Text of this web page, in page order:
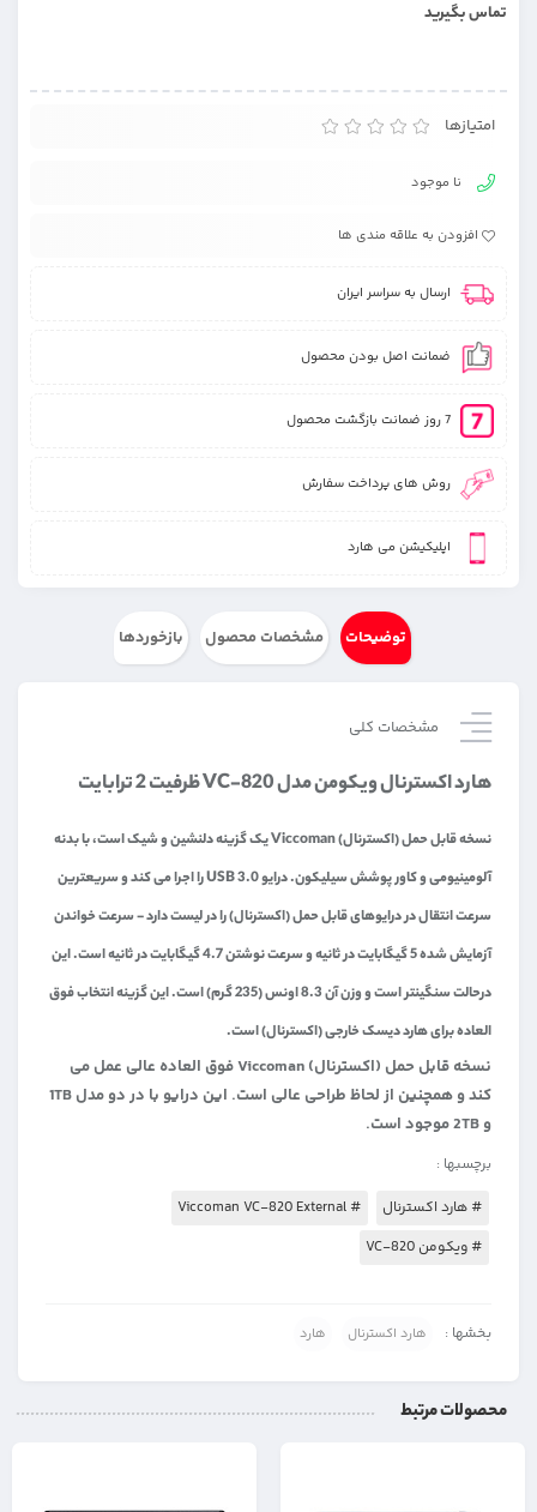
تماس بگیرید
امتیازها
نا موجود
افزودن به علاقه مندی ها
ارسال به سراسر ایران
ضمانت اصل بودن محصول
7 روز ضمانت بازگشت محصول
روش های پرداخت سفارش
اپلیکیشن می هارد
توضیحات مشخصات محصول بازخوردها
مشخصات کلی
هارد اکسترنال ویکومن مدل VC-820 ظرفیت 2 ترابایت
نسخه قابل حمل (اکسترنال) Viccoman یک گزینه دلنشین و شیک است، با بدنه
آلومینیومی و کاور پوشش سیلیکون. درایو USB 3.0 را اجرا می کند و سریعترین
سرعت انتقال در درایوهای قابل حمل (اکسترنال) را در لیست دارد - سرعت خواندن
آزمایش شده 5 گیگابایت در ثانیه و سرعت نوشتن 4.7 گیگابایت در ثانیه است. این
درحالت سنگینتر است و وزن آن 8.3 اونس (235 گرم) است. این گزینه انتخاب فوق
العاده برای هارد دیسک خارجی (اکسترنال) است.
نسخه قابل حمل (اکسترنال) Viccoman فوق العاده عالی عمل می
کند و همچنین از لحاظ طراحی عالی است. این درایو با در دو مدل 1TB
و 2TB موجود است.
برچسبها :
# هارد اکسترنال
# Viccoman VC-820 External
# ویکومن VC-820
بخشها : هارد اکسترنال هارد
محصولات مرتبط